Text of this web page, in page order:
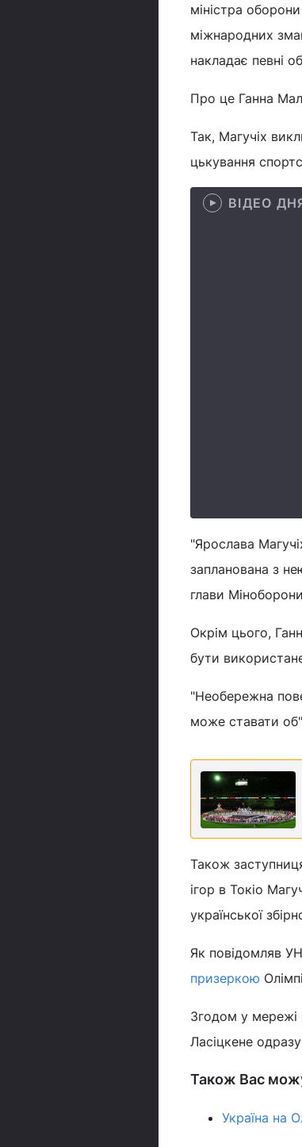
міністра
міжнародних
накладає певні
Про це Ганна
Так, Магучіх
цькування
ВІДЕО
"Ярослава
запланована з
глави
Окрім цього,
бути
"Необережна
може ставати
Також
ігор в Токіо
української
Як повідомляв
призеркою
Згодом у мережі
Ласіцкене
Також Вас
Україна на